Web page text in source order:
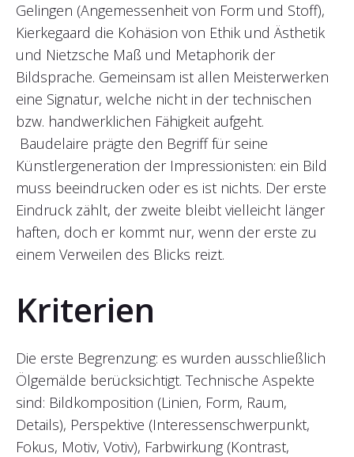
Gelingen (Angemessenheit von Form und Stoff),
Kierkegaard die Kohäsion von Ethik und Ästhetik
und Nietzsche Maß und Metaphorik der
Bildsprache. Gemeinsam ist allen Meisterwerken
eine Signatur, welche nicht in der technischen
bzw. handwerklichen Fähigkeit aufgeht.
Baudelaire prägte den Begriff für seine
Künstlergeneration der Impressionisten: ein Bild
muss beeindrucken oder es ist nichts. Der erste
Eindruck zählt, der zweite bleibt vielleicht länger
haften, doch er kommt nur, wenn der erste zu
einem Verweilen des Blicks reizt.
Kriterien
Die erste Begrenzung: es wurden ausschließlich
Ölgemälde berücksichtigt. Technische Aspekte
sind: Bildkomposition (Linien, Form, Raum,
Details), Perspektive (Interessenschwerpunkt,
Fokus, Motiv, Votiv), Farbwirkung (Kontrast,